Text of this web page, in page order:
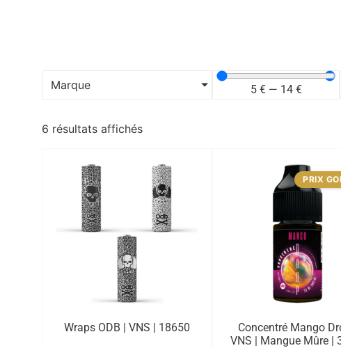
Marque 5 €— 14 €
6 résultats affichés
Wraps ODB | VNS | 18650
PRIX
Concentré Mango
VNS | Mangue Mûre |